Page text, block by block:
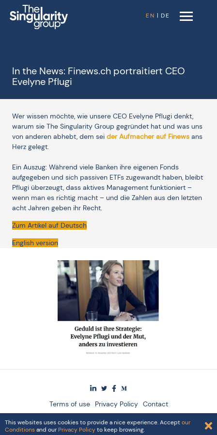
EN | DE
In the News: Finews.ch portraitiert CEO
Evelyne Pflugi
Wer wissen möchte, wie unsere CEO Evelyne Pflugi denkt,
warum sie The Singularity Group gegründet hat und was uns
von anderen abhebt, dem sei der Aufmacher auf Finews ans
Herz gelegt.
Ein Auszug: Während viele Banken ihre eigenen Fonds
aufgegeben und sich passiven ETFs zugewandt haben, bleibt
Pflugi überzeugt, dass aktives Management funktioniert –
wenn man es richtig macht – und die Zahlen aus den letzten
acht Jahren geben ihr Recht.
Zum Artikel auf Deutsch
English version
Terms of use Privacy Policy Contact
© 2024 The Singularity Group AG
This websites uses cookies to provide a nice experience. Acceptour
Conditionsand our Privacy Policyto keep browsing.